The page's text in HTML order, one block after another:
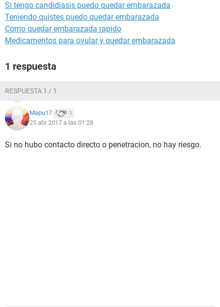
Si tengo candidiasis puedo quedar embarazada
Teniendo quistes puedo quedar embarazada
Como quedar embarazada rapido
Medicamentos para ovular y quedar embarazada
1 respuesta
RESPUESTA 1 / 1
Mapu17 1
25 abr 2017 a las 01:28
Si no hubo contacto directo o penetracion, no hay riesgo.